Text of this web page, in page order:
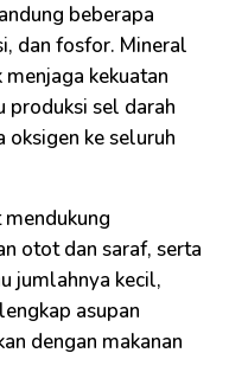
beberapa
dan fosfor. Mineral
kekuatan
produksi sel darah
ke seluruh
otot dan saraf, serta
jumlahnya kecil,
asupan
dengan makanan